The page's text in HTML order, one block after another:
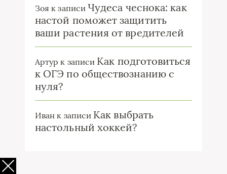
Зоя к записиЧудеса чеснока: как
настой поможет защитить
ваши растения от вредителей
Артур к записи Как подготовиться
к ОГЭ по обществознанию с
нуля?
Иван к записи Как выбрать
настольный хоккей?